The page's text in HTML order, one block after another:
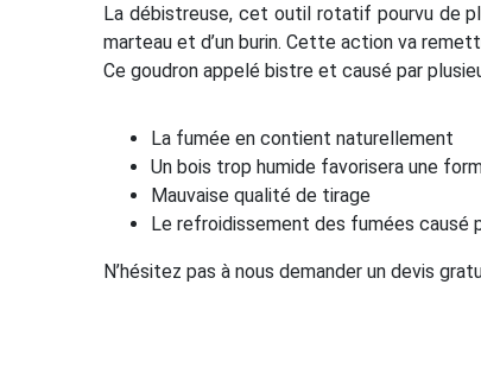
La débistreuse, cet outil rotatif pourvu de
marteau et d’un burin. Cette action va
Ce goudron appelé bistre et causé par
La fumée en contient naturellement
Un bois trop humide favorisera une
Mauvaise qualité de tirage
Le refroidissement des fumées causé
N’hésitez pas à nous demander un devis